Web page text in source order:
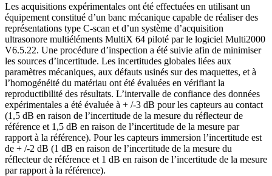
Les acquisitions expérimentales ont été effectuées en utilisant un
équipement constitué d’un banc mécanique capable de réaliser des
représentations type C-scan et d’un système d’acquisition
ultrasonore multiéléments MultiX 64 piloté par le logiciel Multi2000
V6.5.22. Une procédure d’inspection a été suivie afin de minimiser
les sources d’incertitude. Les incertitudes globales liées aux
paramètres mécaniques, aux défauts usinés sur des maquettes, et à
l’homogénéité du matériau ont été évaluées en vérifiant la
reproductibilité des résultats. L’intervalle de confiance des données
expérimentales a été évaluée à + /-3 dB pour les capteurs au contact
(1,5 dB en raison de l’incertitude de la mesure du réflecteur de
référence et 1,5 dB en raison de l’incertitude de la mesure par
rapport à la référence). Pour les capteurs immersion l’incertitude est
de + /-2 dB (1 dB en raison de l’incertitude de la mesure du
réflecteur de référence et 1 dB en raison de l’incertitude de la mesure
par rapport à la référence).